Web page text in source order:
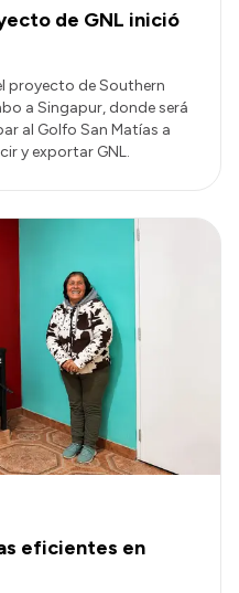
de GNL inició
proyecto de Southern
a Singapur, donde será
al Golfo San Matías a
y exportar GNL.
eficientes en